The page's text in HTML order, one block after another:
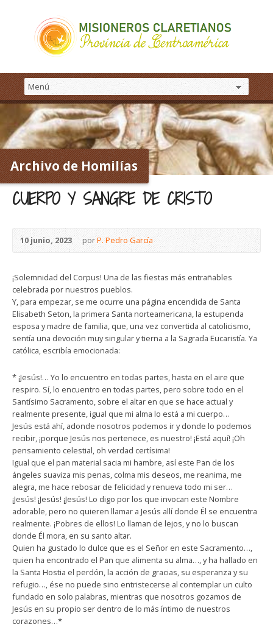
Archivo de Homilías
CUERPO Y SANGRE DE CRISTO
10 junio, 2023 porP. Pedro García
¡Solemnidad del Corpus! Una de las fiestas más entrañables
celebrada por nuestros pueblos.
Y, para empezar, se me ocurre una página encendida de Santa
Elisabeth Seton, la primera Santa norteamericana, la estupenda
esposa y madre de familia, que, una vez convertida al catolicismo,
sentía una devoción muy singular y tierna a la Sagrada Eucaristía. Ya
católica, escribía emocionada:
* ¡Jesús!… Yo lo encuentro en todas partes, hasta en el aire que
respiro. Sí, lo encuentro en todas partes, pero sobre todo en el
Santísimo Sacramento, sobre el altar en que se hace actual y
realmente presente, igual que mi alma lo está a mi cuerpo…
Jesús está ahí, adonde nosotros podemos ir y donde lo podemos
recibir, ¡porque Jesús nos pertenece, es nuestro! ¡Está aquí! ¡Oh
pensamiento celestial, oh verdad certísima!
Igual que el pan material sacia mi hambre, así este Pan de los
ángeles suaviza mis penas, colma mis deseos, me reanima, me
alegra, me hace rebosar de felicidad y renueva todo mi ser…
¡Jesús! ¡Jesús! ¡Jesús! Lo digo por los que invocan este Nombre
adorable, pero no quieren llamar a Jesús allí donde Él se encuentra
realmente. ¡Pobres de ellos! Lo llaman de lejos, y no lo buscan
donde Él mora, en su santo altar.
Quien ha gustado lo dulce que es el Señor en este Sacramento…,
quien ha encontrado el Pan que alimenta su alma…, y ha hallado en
la Santa Hostia el perdón, la acción de gracias, su esperanza y su
refugio…, ése no puede sino entristecerse al contemplar un culto
fundado en solo palabras, mientras que nosotros gozamos de
Jesús en su propio ser dentro de lo más íntimo de nuestros
corazones…*